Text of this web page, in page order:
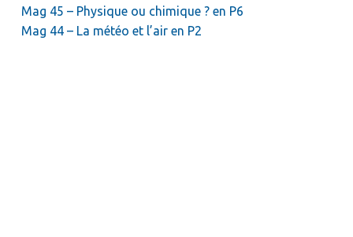
Mag 45 – Physique ou chimique ? en P6
Mag 44 – La météo et l’air en P2